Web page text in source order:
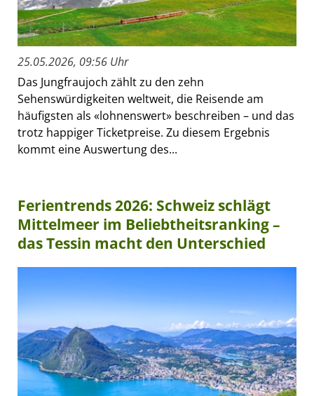
25.05.2026, 09:56 Uhr
Das Jungfraujoch zählt zu den zehn
Sehenswürdigkeiten weltweit, die Reisende am
häufigsten als «lohnenswert» beschreiben – und das
trotz happiger Ticketpreise. Zu diesem Ergebnis
kommt eine Auswertung des...
Ferientrends 2026: Schweiz schlägt
Mittelmeer im Beliebtheitsranking –
das Tessin macht den Unterschied